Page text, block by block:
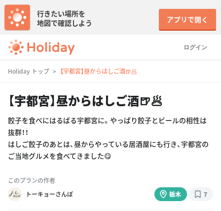
ログイン
行きたい場所を
地図で確認しよう
アプリで開く
Holiday トップ 【宇都宮】昼からはしご酒🍺🥟
【宇都宮】昼からはしご酒🍺🥟
餃子を食べにはるばる宇都宮に。やっぱり餃子とビールの相性は
抜群！！
はしご餃子のあとは、昼からやっている居酒屋にも行き、宇都宮の
ご当地グルメを食べてきました😋
このプランの作者
トーキョーさんぽ
栃木 7